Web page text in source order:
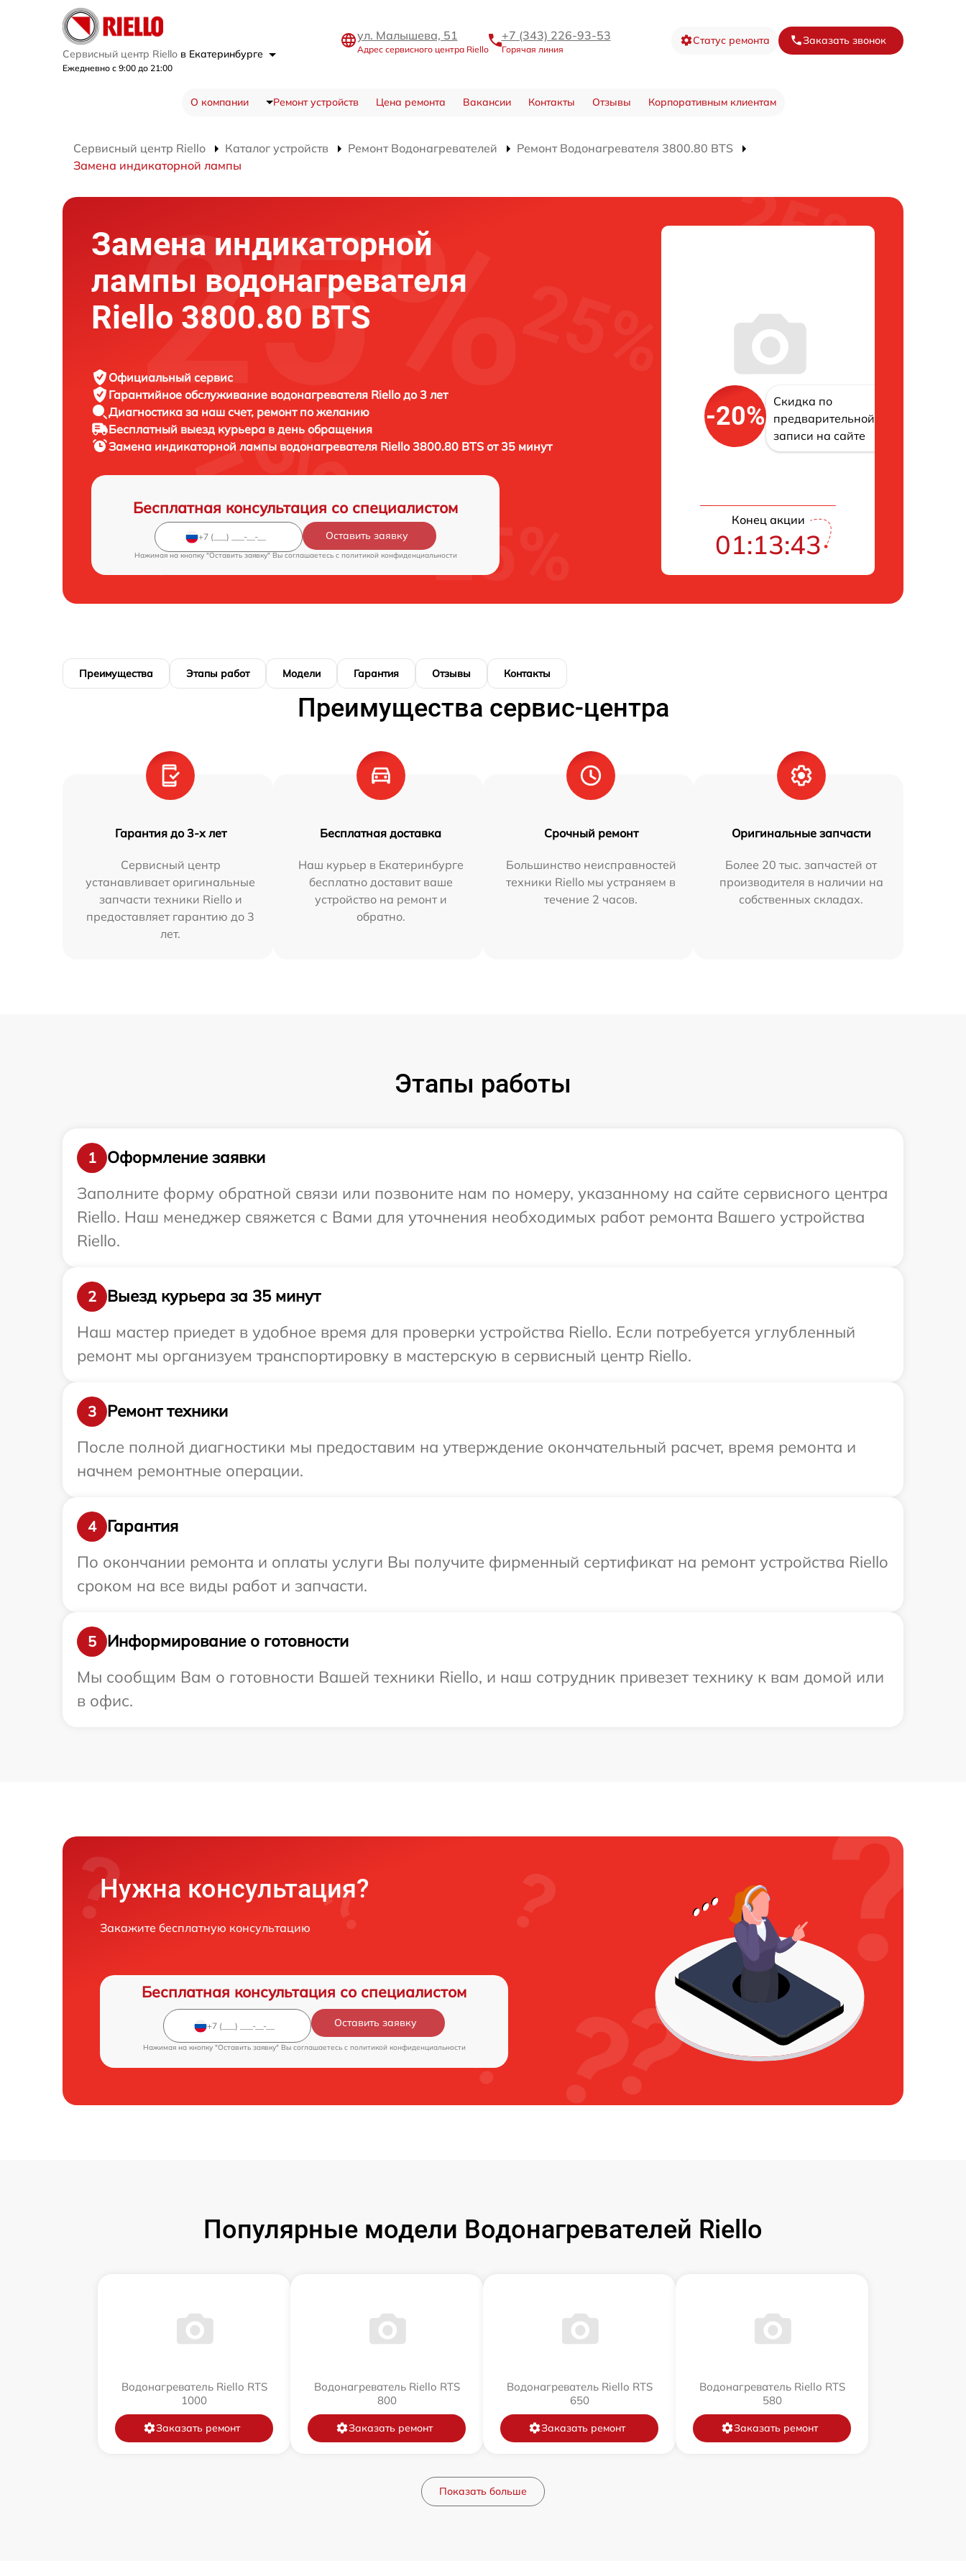
Сервисный центр Riello в Екатеринбурге
Ежедневно с 9:00 до 21:00
ул. Малышева, 51
Адрес сервисного центра Riello
+7 (343) 226-93-53
Горячая линия
Статус ремонта Заказать звонок
О компании Ремонт устройств Цена ремонта Вакансии Контакты Отзывы Корпоративным клиентам
Сервисный центр Riello Каталог устройств Ремонт Водонагревателей
Ремонт Водонагревателя 3800.80 BTS
Замена индикаторной лампы
Замена индикаторной
лампы водонагревателя
Riello 3800.80 BTS
Официальный сервис
Гарантийное обслуживание водонагревателя Riello до 3 лет
Диагностика за наш счет, ремонт по желанию
Бесплатный выезд курьера в день обращения
Замена индикаторной лампы водонагревателя Riello 3800.80 BTS от 35 минут
Бесплатная консультация со специалистом
Оставить заявку
Нажимая на кнопку "Оставить заявку" Вы соглашаетесь c политикой конфиденциальности
-20%
Скидка по
предварительной
записи на сайте
Конец акции
01:13:42
Преимущества Этапы работ Модели Гарантия Отзывы Контакты
Преимущества сервис-центра
Гарантия до 3-х лет
Сервисный центр
устанавливает оригинальные
запчасти техники Riello и
предоставляет гарантию до 3
лет.
Бесплатная доставка
Наш курьер в Екатеринбурге
бесплатно доставит ваше
устройство на ремонт и
обратно.
Срочный ремонт
Большинство неисправностей
техники Riello мы устраняем в
течение 2 часов.
Оригинальные запчасти
Более 20 тыс. запчастей от
производителя в наличии на
собственных складах.
Этапы работы
1
Оформление заявки
Заполните форму обратной связи или позвоните нам по номеру, указанному на сайте сервисного центра
Riello. Наш менеджер свяжется с Вами для уточнения необходимых работ ремонта Вашего устройства
Riello.
2
Выезд курьера за 35 минут
Наш мастер приедет в удобное время для проверки устройства Riello. Если потребуется углубленный
ремонт мы организуем транспортировку в мастерскую в сервисный центр Riello.
3
Ремонт техники
После полной диагностики мы предоставим на утверждение окончательный расчет, время ремонта и
начнем ремонтные операции.
4
Гарантия
По окончании ремонта и оплаты услуги Вы получите фирменный сертификат на ремонт устройства Riello
сроком на все виды работ и запчасти.
5
Информирование о готовности
Мы сообщим Вам о готовности Вашей техники Riello, и наш сотрудник привезет технику к вам домой или
в офис.
Нужна консультация?
Закажите бесплатную консультацию
Бесплатная консультация со специалистом
Оставить заявку
Нажимая на кнопку "Оставить заявку" Вы соглашаетесь c политикой конфиденциальности
Популярные модели Водонагревателей Riello
Водонагреватель Riello RTS
1000
Заказать ремонт
Водонагреватель Riello RTS
800
Заказать ремонт
Водонагреватель Riello RTS
650
Заказать ремонт
Водонагреватель Riello RTS
580
Заказать ремонт
Показать больше